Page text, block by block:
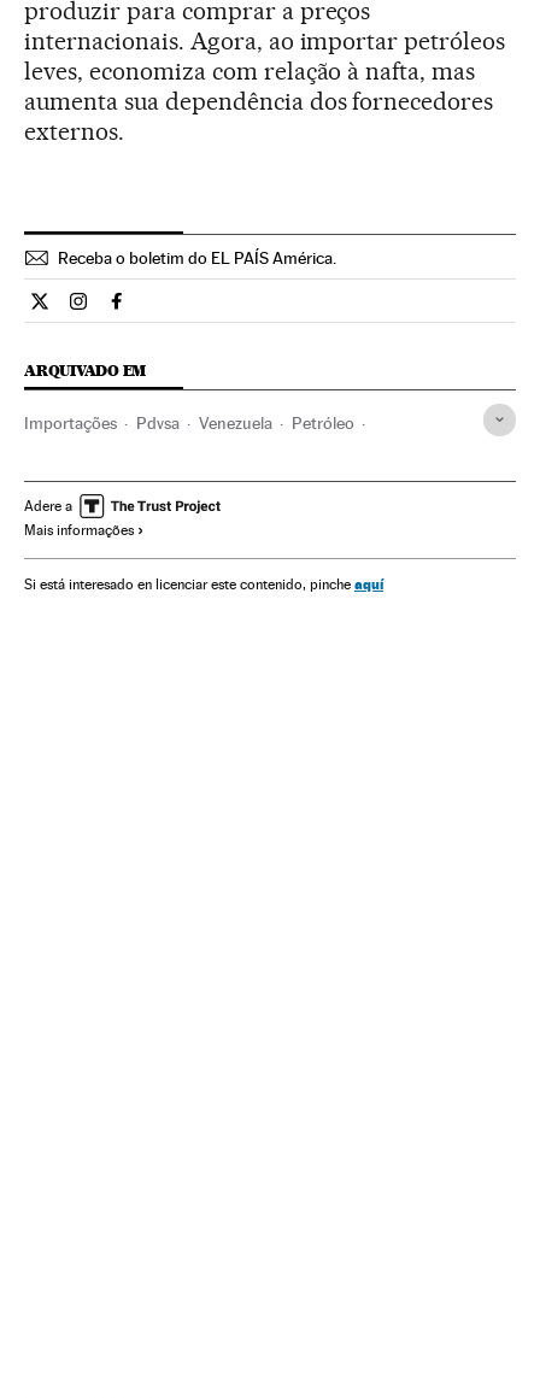
produzir para comprar a preços
internacionais. Agora, ao importar petróleos
leves, economiza com relação à nafta, mas
aumenta sua dependência dos fornecedores
externos.
Receba o boletim do EL PAÍS América.
Economia El País Brasil en Twitter
Economia El País Brasil en Instagram
Economia El País Brasil en Facebook
ARQUIVADO EM
Importações Pdvsa Venezuela Petróleo
Combustíveis fósseis Empresas
Combustíveis
Fontes energia Energia Comércio Nicolás Maduro
Adere a
Mais informações
Si está interesado en licenciar este contenido, pinche aquí